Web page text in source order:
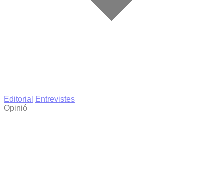
Editorial
Entrevistes
Opinió